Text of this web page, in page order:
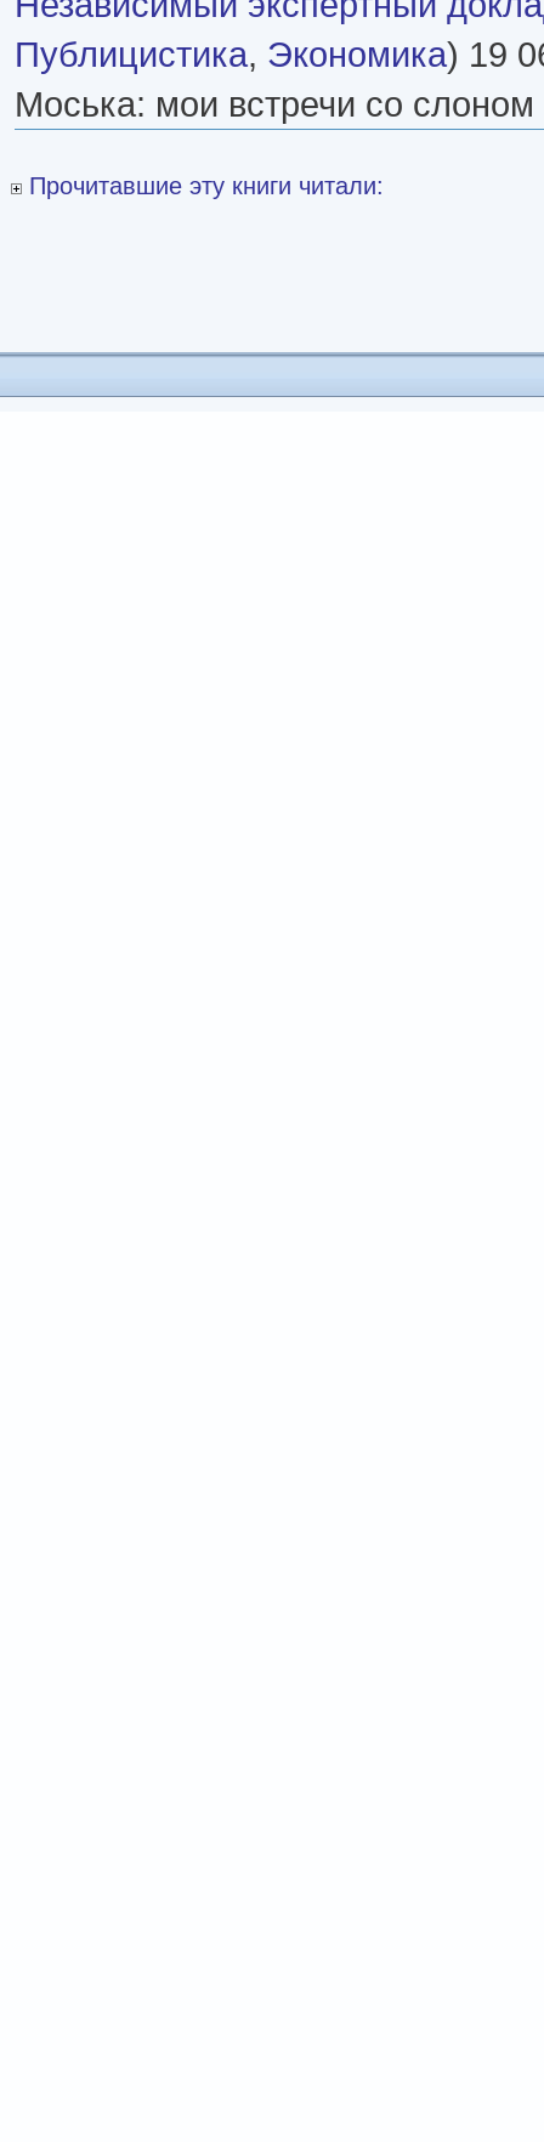
Публицистика, Экономика) 19
Моська: мои встречи со слоном
Прочитавшие эту книги читали: